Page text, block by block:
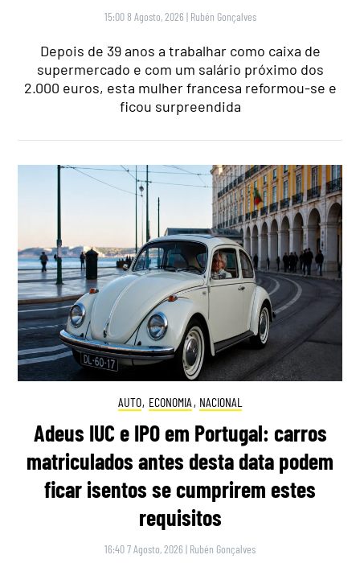
15:00 8 Agosto, 2026 | Rubén Gonçalves
Depois de 39 anos a trabalhar como caixa de
supermercado e com um salário próximo dos
2.000 euros, esta mulher francesa reformou-se e
ficou surpreendida
AUTO, ECONOMIA , NACIONAL
Adeus IUC e IPO em Portugal: carros
matriculados antes desta data podem
ficar isentos se cumprirem estes
requisitos
16:40 7 Agosto, 2026 | Rubén Gonçalves